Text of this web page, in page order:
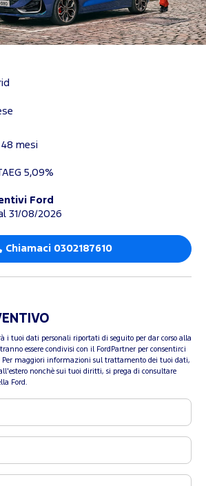
48 mesi
5,09%
Ford
31/08/2026
Chiamaci 0302187610
i tuoi dati personali riportati di seguito per dar corso alla
essere condivisi con il FordPartner per consentirci
Per maggiori informazioni sul trattamento dei tuoi dati,
nonchè sui tuoi diritti, si prega di consultare
Ford.